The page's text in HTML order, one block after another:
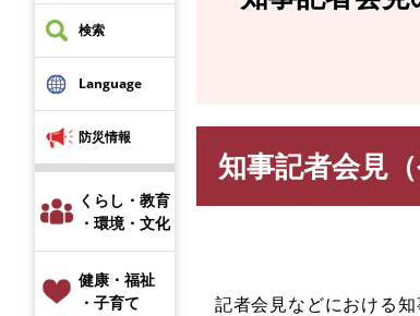
す
検索
Language
防災情報
くらし・教育
・環境・文化
健康・福祉
・子育て
知事記者会見
記者会見などにおける知